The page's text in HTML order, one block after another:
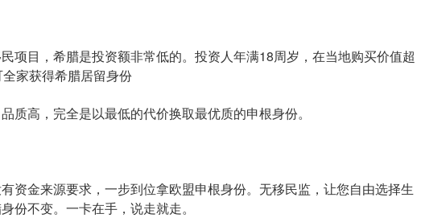
目，希腊是投资额非常低的。投资人年满18周岁，在当地购买价值超
家获得希腊居留身份
高，完全是以最低的代价换取最优质的申根身份。
金来源要求，一步到位拿欧盟申根身份。无移民监，让您自由选择生
份不变。一卡在手，说走就走。